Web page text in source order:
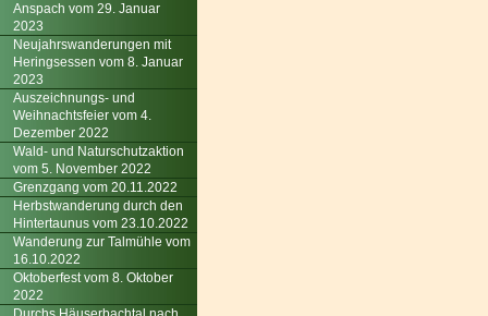
Anspach vom 29. Januar
2023
Neujahrswanderungen mit
Heringsessen vom 8. Januar
2023
Auszeichnungs- und
Weihnachtsfeier vom 4.
Dezember 2022
Wald- und Naturschutzaktion
vom 5. November 2022
Grenzgang vom 20.11.2022
Herbstwanderung durch den
Hintertaunus vom 23.10.2022
Wanderung zur Talmühle vom
16.10.2022
Oktoberfest vom 8. Oktober
2022